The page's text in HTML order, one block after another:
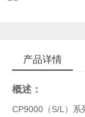
产品详情
概述：
CP9000（S/L）系